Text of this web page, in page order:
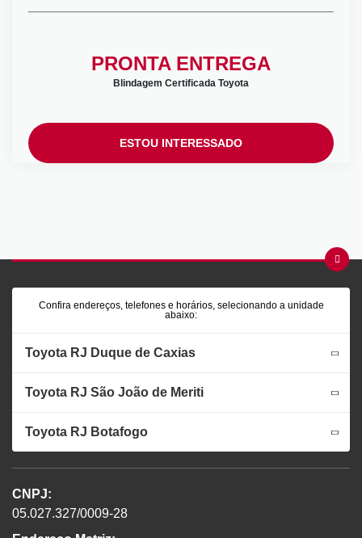
PRONTA ENTREGA
Blindagem Certificada Toyota
ESTOU INTERESSADO
Confira endereços, telefones e horários, selecionando a unidade
abaixo:
Toyota RJ Duque de Caxias
Toyota RJ São João de Meriti
Toyota RJ Botafogo
CNPJ:
05.027.327/0009-28